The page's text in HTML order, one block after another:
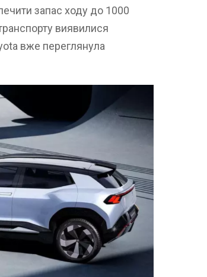
запас ходу до 1000
виявилися
вже переглянула